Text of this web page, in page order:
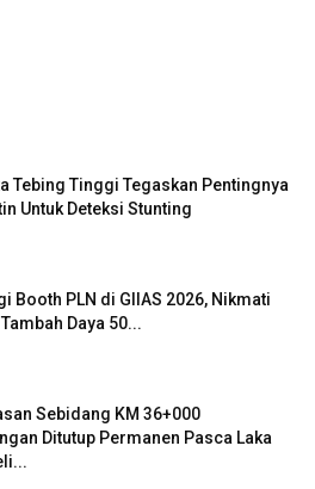
Tebing Tinggi Tegaskan Pentingnya
Untuk Deteksi Stunting
Booth PLN di GIIAS 2026, Nikmati
Daya 50...
Sebidang KM 36+000
Ditutup Permanen Pasca Laka